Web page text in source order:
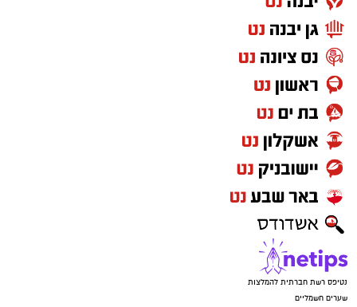
נטיפס רשת חברתית להמלצות
שערים חשמליים